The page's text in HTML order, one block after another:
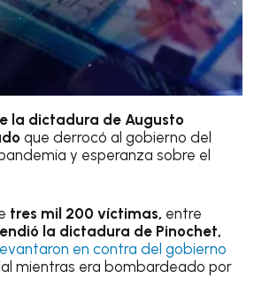
la dictadura de Augusto
que derrocó al gobierno del
y esperanza sobre el
tres mil 200 víctimas, entre
la dictadura de Pinochet,
en contra del gobierno
mientras era bombardeado por